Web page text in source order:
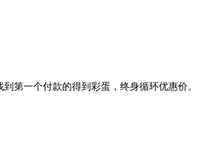
第一个付款的得到彩蛋，终身循环优惠价。